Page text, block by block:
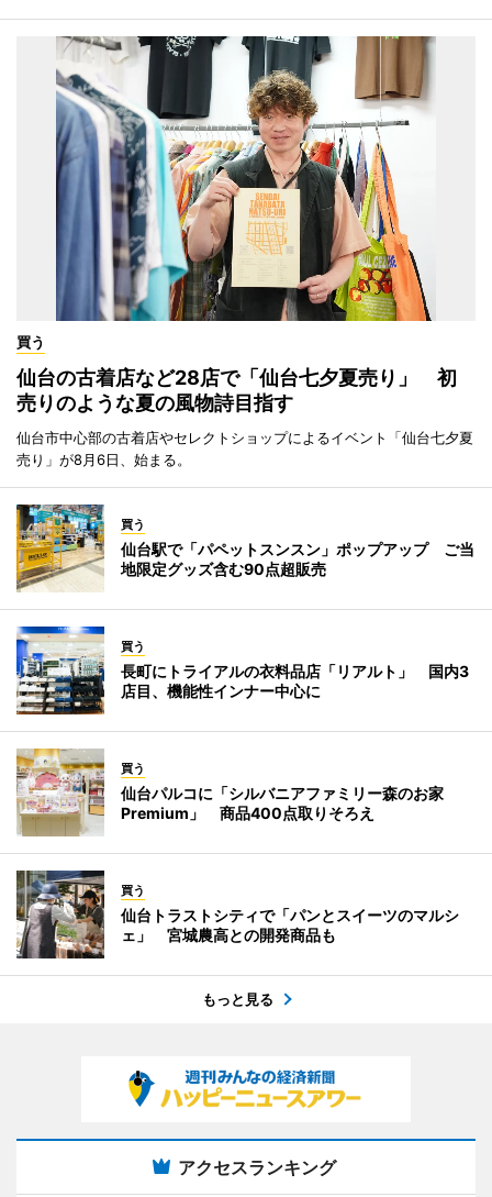
買う
仙台の古着店など28店で「仙台七夕夏売り」 初
売りのような夏の風物詩目指す
仙台市中心部の古着店やセレクトショップによるイベント「仙台七夕夏
売り」が8月6日、始まる。
買う
仙台駅で「パペットスンスン」ポップアップ ご当
地限定グッズ含む90点超販売
買う
長町にトライアルの衣料品店「リアルト」 国内3
店目、機能性インナー中心に
買う
仙台パルコに「シルバニアファミリー森のお家
Premium」 商品400点取りそろえ
買う
仙台トラストシティで「パンとスイーツのマルシ
ェ」 宮城農高との開発商品も
もっと見る
アクセスランキング